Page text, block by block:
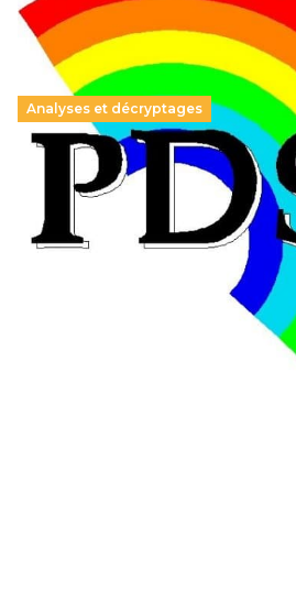
Analyses et décryptages
Hongrie : du changement
éducatives, aussi !
25 juin 2026
En Hongrie, le conservateur Peter
Tisza "Respect et liberté" ont
contre le premier ministre sortant,